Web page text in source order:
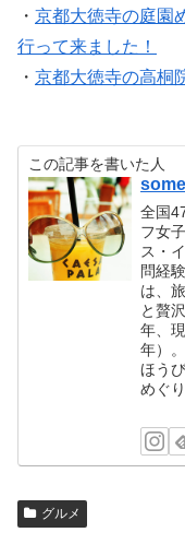
・ 京都大徳寺の庭園
行って来ました！
・ 京都大徳寺の高桐
この記事を書いた人
全国
フ女
ス・
問経
は、
と贅
年、
年）
ほう
めぐ
グルメ